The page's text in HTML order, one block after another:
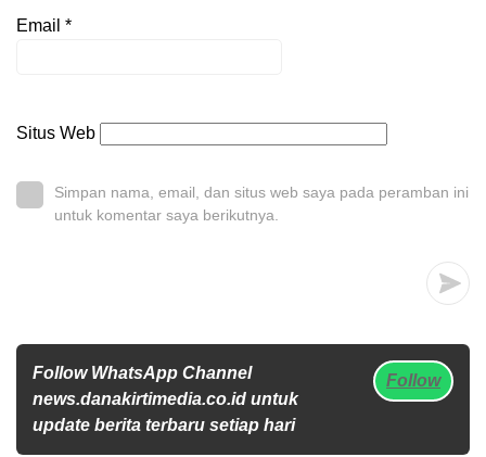
Email *
Situs Web
Simpan nama, email, dan situs web saya pada peramban ini
untuk komentar saya berikutnya.
Follow WhatsApp Channel
news.danakirtimedia.co.id untuk
update berita terbaru setiap hari
Follow